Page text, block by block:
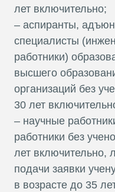
лет включительно;
– аспиранты,
специалисты
работники)
высшего
организаций без
30 лет
– научные
работники без
лет включительно,
подачи заявки
в возрасте до 35